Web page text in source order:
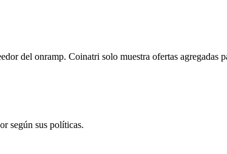
del onramp. Coinatri solo muestra ofertas agregadas
según sus políticas.